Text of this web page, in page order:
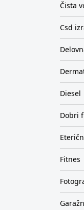
Čista
Csd
Diesel
Dobri
Fitnes